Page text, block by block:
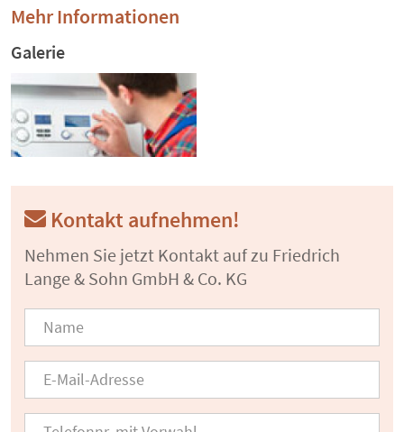
Mehr Informationen
Galerie
Kontakt aufnehmen!
Nehmen Sie jetzt Kontakt auf zu Friedrich
Lange & Sohn GmbH & Co. KG